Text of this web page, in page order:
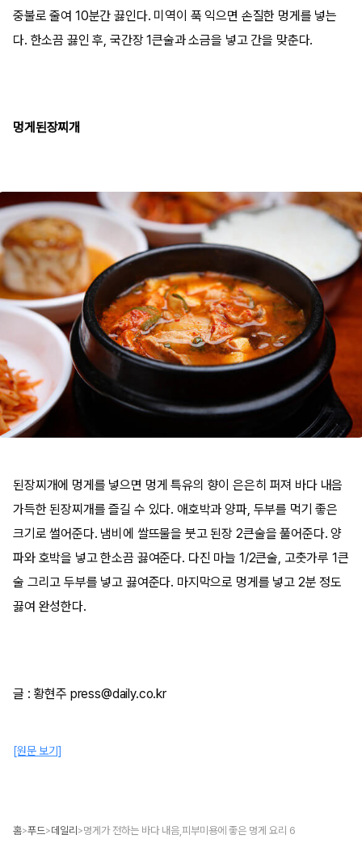
중불로 줄여 10분간 끓인다. 미역이 푹 익으면 손질한 멍게를 넣는
다. 한소끔 끓인 후, 국간장 1큰술과 소금을 넣고 간을 맞춘다.
멍게된장찌개
된장찌개에 멍게를 넣으면 멍게 특유의 향이 은은히 퍼져 바다 내음
가득한 된장찌개를 즐길 수 있다. 애호박과 양파, 두부를 먹기 좋은
크기로 썰어준다. 냄비에 쌀뜨물을 붓고 된장 2큰술을 풀어준다. 양
파와 호박을 넣고 한소끔 끓여준다. 다진 마늘 1/2큰술, 고춧가루 1큰
술 그리고 두부를 넣고 끓여준다. 마지막으로 멍게를 넣고 2분 정도
끓여 완성한다.
글 : 황현주 press@daily.co.kr
[원문 보기]
홈>푸드>데일리 >멍게가 전하는 바다 내음,피부미용에 좋은 멍게 요리 6